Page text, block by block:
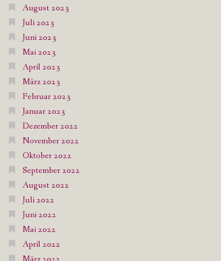
August 2023
Juli 2023
Juni 2023
Mai 2023
April 2023
März 2023
Februar 2023
Januar 2023
Dezember 2022
November 2022
Oktober 2022
September 2022
August 2022
Juli 2022
Juni 2022
Mai 2022
April 2022